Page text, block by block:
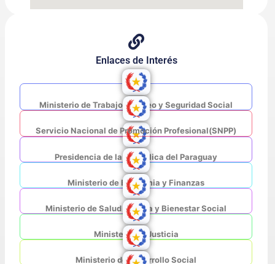
Enlaces de Interés
Ministerio de Trabajo, Empleo y Seguridad Social
Servicio Nacional de Promoción Profesional(SNPP)
Presidencia de la República del Paraguay
Ministerio de Economia y Finanzas
Ministerio de Salud Pública y Bienestar Social
Ministerio de Justicia
Ministerio de Desarrollo Social